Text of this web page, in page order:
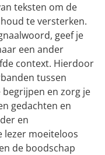
teksten om de
te versterken.
geef je
een ander
context. Hierdoor
tussen
en zorg je
gedachten en
en
lezer moeiteloos
de boodschap